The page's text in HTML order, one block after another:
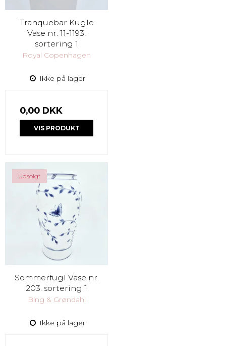
Tranquebar Kugle
Vase nr. 11-1193.
sortering 1
Royal Copenhagen
Ikke på lager
0,00 DKK
VIS PRODUKT
Udsolgt
Sommerfugl Vase nr.
203. sortering 1
Bing & Grøndahl
Ikke på lager